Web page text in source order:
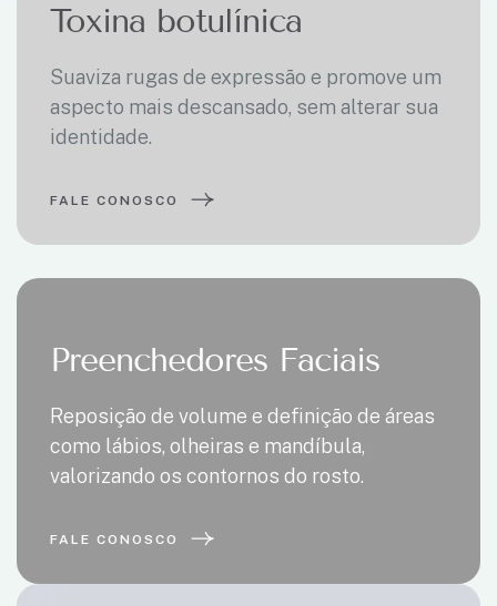
Toxina botulínica
Suaviza rugas de expressão e promove um
aspecto mais descansado, sem alterar sua
identidade.
FALE CONOSCO
Preenchedores Faciais
Reposição de volume e definição de áreas
como lábios, olheiras e mandíbula,
valorizando os contornos do rosto.
FALE CONOSCO